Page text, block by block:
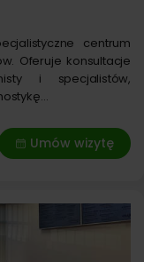
centrum
Oferuje konsultacje
i specjalistów,
Umów wizytę